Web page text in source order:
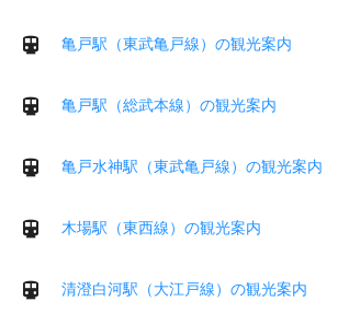
亀戸駅（東武亀戸線）の観光案内
亀戸駅（総武本線）の観光案内
亀戸水神駅（東武亀戸線）の観光案内
木場駅（東西線）の観光案内
清澄白河駅（大江戸線）の観光案内